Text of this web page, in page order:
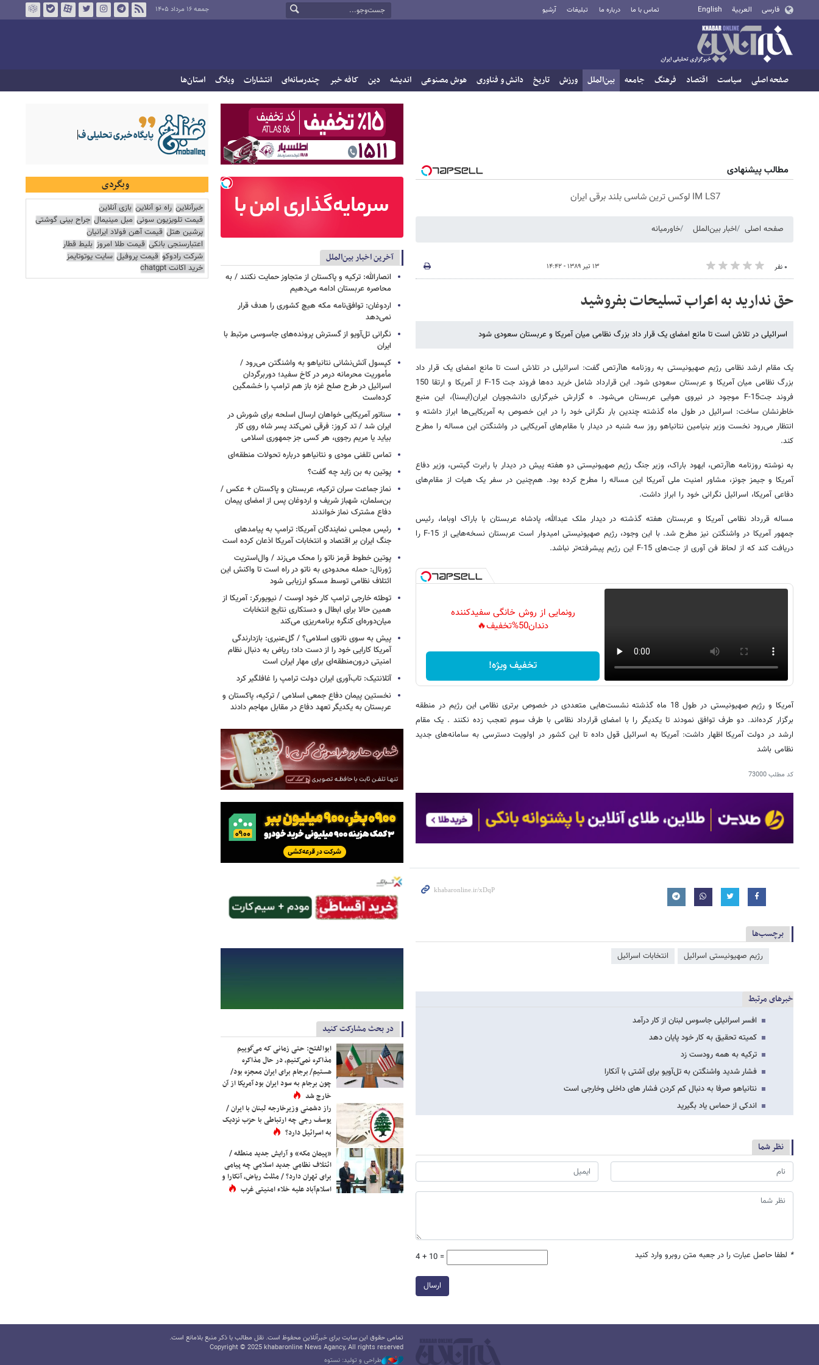
فارسی العربية English تماس با ما درباره ما تبلیغات آرشیو جمعه ۱۶ مرداد ۱۴۰۵
صفحه اصلی سیاست اقتصاد فرهنگ جامعه بین‌الملل ورزش تاریخ دانش و فناوری هوش مصنوعی اندیشه دین کافه خبر چندرسانه‌ای انتشارات وبلاگ استان‌ها
مطالب پیشنهادی
IM LS7 لوکس ترین شاسی بلند برقی ایران
صفحه اصلی اخبار بین‌الملل خاورمیانه
۰ نفر ۱۳ تیر ۱۳۸۹ - ۱۴:۴۲
حق ندارید به اعراب تسلیحات بفروشید
اسرائیلی در تلاش است تا مانع امضای یک قرار داد بزرگ نظامی میان آمریکا و عربستان سعودی شود
یک مقام ارشد نظامی رژیم صهیونیستی به روزنامه هاآرتص گفت:‌ اسرائیلی در تلاش است تا مانع امضای یک قرار داد
بزرگ نظامی میان آمریکا و عربستان سعودی شود. این قرارداد شامل خرید ده‌ها فروند جت F-15 از آمریکا و ارتقا 150
فروند جتF-15 موجود در نیروی هوایی عربستان می‌شود. ه گزارش خبرگزاری دانشجویان ایران(ایسنا)، این منبع
خاطرنشان ساخت: اسرائیل در طول ماه گذشته چندین بار نگرانی خود را در این خصوص به آمریکایی‌ها ابراز داشته و
انتظار می‌رود نخست وزیر بنیامین نتانیاهو روز سه شنبه در دیدار با مقام‌های آمریکایی در واشنگتن این مساله را مطرح
کند.
به نوشته روزنامه هاآرتص، ایهود باراک،‌ وزیر جنگ رژیم صهیونیستی دو هفته پیش در دیدار با رابرت گیتس، وزیر دفاع
آمریکا و جیمز جونز، مشاور امنیت ملی آمریکا این مساله را مطرح کرده بود. هم‌چنین در سفر یک هیات از مقام‌های
دفاعی آمریکا، اسرائیل نگرانی خود را ابراز داشت.
مساله قررداد نظامی آمریکا و عربستان هفته گذشته در دیدار ملک عبدالله، پادشاه عربستان با باراک اوباما،‌ رئیس
جمهور آمریکا در واشنگتن نیز مطرح شد. با این وجود‌، رژیم صهیونیستی امیدوار است عربستان نسخه‌هایی از F-15 را
دریافت کند که از لحاظ فن آوری از جت‌های F-15 این رژیم پیشرفته‌تر نباشد.
رونمایی از روش خانگی سفیدکننده
دندان50%تخفیف🔥
تخفیف ویژه!
آمریکا و رژیم صهیونیستی در طول 18 ماه گذشته نشست‌هایی متعددی در خصوص برتری نظامی این رژیم در منطقه
برگزار کرده‌اند. دو طرف توافق نمودند تا یکدیگر را با امضای قرارداد نظامی با طرف سوم تعجب زده نکنند . یک مقام
ارشد در دولت آمریکا اظهار داشت: آمریکا به اسرائیل قول داده تا این کشور در اولویت دسترسی به سامانه‌های جدید
نظامی باشد
کد مطلب73000
برچسب‌ها
رژیم صهیونیستی اسرائیل انتخابات اسرائیل
خبرهای مرتبط
افسر اسرائیلی جاسوس لبنان از کار درآمد
کمیته تحقیق به کار خود پایان دهد
ترکیه به همه رودست زد
فشار شدید واشنگتن به تل‌آویو برای آشتی با آنکارا
نتانیاهو صرفا به دنبال کم کردن فشار های داخلی وخارجی است
اندکی از حماس یاد بگیرید
نظر شما
* لطفا حاصل عبارت را در جعبه متن روبرو وارد کنید 4 + 10 =
ارسال
آخرین اخبار بین‌الملل
انصارالله: ترکیه و پاکستان از متجاوز حمایت نکنند / به
محاصره عربستان ادامه می‌دهیم
اردوغان: توافق‌نامه مکه هیچ کشوری را هدف قرار
نمی‌دهد
نگرانی تل‌آویو از گسترش پرونده‌های جاسوسی مرتبط با
ایران
کپسول آتش‌نشانی نتانیاهو به واشنگتن می‌رود /
مأموریت محرمانه درمر در کاخ سفید؛ دوربرگردان
اسرائیل در طرح صلح غزه باز هم ترامپ را خشمگین
کرده‌است
سناتور آمریکایی خواهان ارسال اسلحه برای شورش در
ایران شد / تد کروز: فرقی نمی‌کند پسر شاه روی کار
بیاید یا مریم رجوی، هر کسی جز جمهوری اسلامی
تماس تلفنی مودی و نتانیاهو درباره تحولات منطقه‌ای
پوتین به بن زاید چه گفت؟
نماز جماعت سران ترکیه، عربستان و پاکستان + عکس /
بن‌سلمان، شهباز شریف و اردوغان پس از امضای پیمان
دفاع مشترک نماز خواندند
رئیس مجلس نمایندگان آمریکا: ترامپ به پیامدهای
جنگ ایران بر اقتصاد و انتخابات آمریکا اذعان کرده است
پوتین خطوط قرمز ناتو را محک می‌زند / وال‌استریت
ژورنال: حمله محدودی به ناتو در راه است تا واکنش این
ائتلاف نظامی توسط مسکو ارزیابی شود
توطئه خارجی ترامپ کار خود اوست / نیویورکر: آمریکا از
همین حالا برای ابطال و دستکاری نتایج انتخابات
میان‌دوره‌ای کنگره برنامه‌ریزی می‌کند
پیش به سوی ناتوی اسلامی؟ / گل‌عنبری: بازدارندگی
آمریکا کارایی خود را از دست داد؛ ریاض به دنبال نظام
امنیتی درون‌منطقه‌ای برای مهار ایران است
آتلانتیک: تاب‌آوری ایران دولت ترامپ را غافلگیر کرد
نخستین پیمان دفاع جمعی اسلامی / ترکیه، پاکستان و
عربستان به یکدیگر تعهد دفاع در مقابل مهاجم دادند
در بحث مشارکت کنید
ابوالفتح: حتی زمانی که می‌گوییم
مذاکره نمی‌کنیم، در حال مذاکره
هستیم/ برجام برای ایران معجزه بود/
چون برجام به سود ایران بود آمریکا از آن
خارج شد
راز دشمنی وزیرخارجه لبنان با ایران /
یوسف رجی چه ارتباطی با حزب نزدیک
به اسرائیل دارد؟
«پیمان مکه» و آرایش جدید منطقه /
ائتلاف نظامی جدید اسلامی چه پیامی
برای تهران دارد؟ / مثلث ریاض، آنکارا و
اسلام‌آباد علیه خلاء امنیتی غرب
وبگردی
خبرآنلاین راه نو آنلاین بازی آنلاین
قیمت تلویزیون سونی مبل مینیمال جراح بینی گوشتی
پرشین هتل قیمت آهن فولاد ایرانیان
اعتبارسنجی بانکی قیمت طلا امروز بلیط قطار
شرکت رادوکو قیمت پروفیل سایت یوتوتایمز
خرید اکانت chatgpt
تمامی حقوق این سایت برای خبرآنلاین محفوظ است. نقل مطالب با ذکر منبع بلامانع است.
Copyright © 2025 khabaronline News Agancy, All rights reserved
طراحی و تولید: نستوه